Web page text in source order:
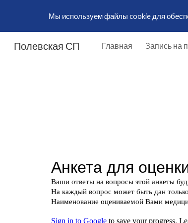
Мы используем файлы cookie для
Полевская СП Главная Запись на